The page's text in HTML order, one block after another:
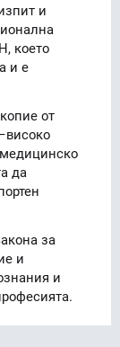
и
което
и е
от
да
за
и
и